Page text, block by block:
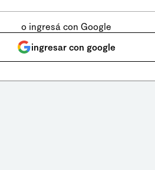
o ingresá con Google
ingresar con google